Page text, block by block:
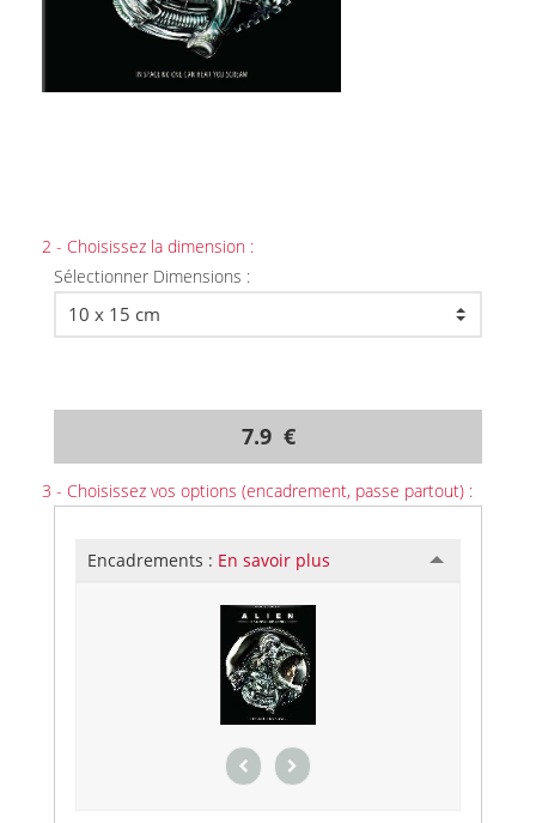
2 - Choisissez la dimension :
Sélectionner Dimensions :
7.9 €
3 - Choisissez vos options (encadrement, passe partout) :
Encadrements : En savoir plus